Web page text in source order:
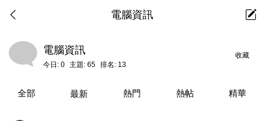
電腦資訊
收藏
電腦資訊
今日: 0 主題: 65 排名: 13
全部 最新 熱門 熱帖 精華